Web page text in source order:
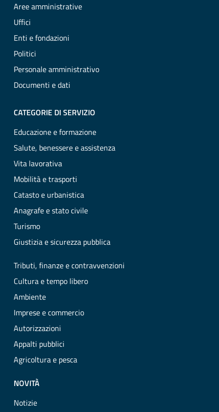
Aree amministrative
Uffici
Enti e fondazioni
Politici
Personale amministrativo
Documenti e dati
CATEGORIE DI SERVIZIO
Educazione e formazione
Salute, benessere e assistenza
Vita lavorativa
Mobilità e trasporti
Catasto e urbanistica
Anagrafe e stato civile
Turismo
Giustizia e sicurezza pubblica
Tributi, finanze e contravvenzioni
Cultura e tempo libero
Ambiente
Imprese e commercio
Autorizzazioni
Appalti pubblici
Agricoltura e pesca
NOVITÀ
Notizie